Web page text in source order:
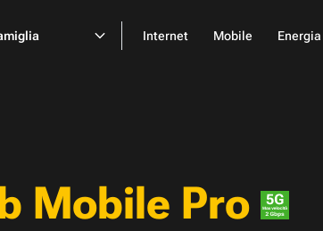
Internet Mobile Energia
Mobile Pro